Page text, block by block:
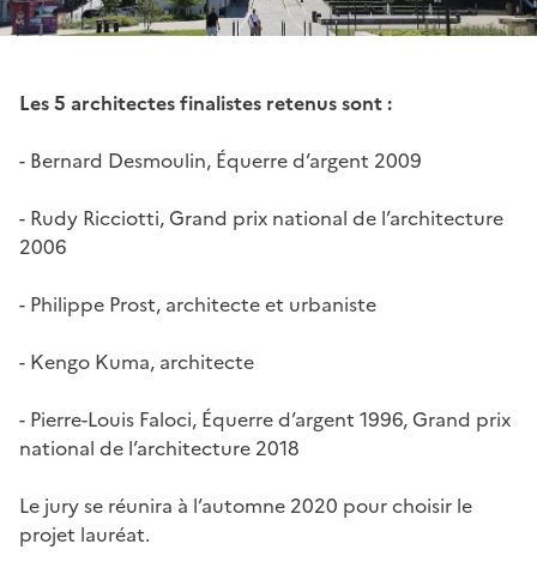
Les 5 architectes finalistes retenus sont :
- Bernard Desmoulin, Équerre d’argent 2009
- Rudy Ricciotti, Grand prix national de l’architecture
2006
- Philippe Prost, architecte et urbaniste
- Kengo Kuma, architecte
- Pierre-Louis Faloci, Équerre d’argent 1996, Grand prix
national de l’architecture 2018
Le jury se réunira à l’automne 2020 pour choisir le
projet lauréat.